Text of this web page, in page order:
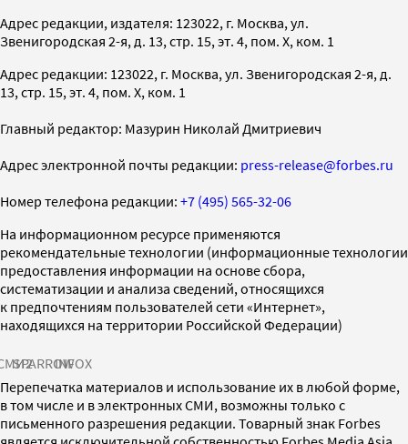
Адрес редакции, издателя: 123022, г. Москва, ул.
Звенигородская 2-я, д. 13, стр. 15, эт. 4, пом. X, ком. 1
Адрес редакции: 123022, г. Москва, ул. Звенигородская 2-я, д.
13, стр. 15, эт. 4, пом. X, ком. 1
Главный редактор: Мазурин Николай Дмитриевич
Адрес электронной почты редакции: press-release@forbes.ru
Номер телефона редакции: +7 (495) 565-32-06
На информационном ресурсе применяются
рекомендательные технологии (информационные технологии
предоставления информации на основе сбора,
систематизации и анализа сведений, относящихся
к предпочтениям пользователей сети «Интернет»,
находящихся на территории Российской Федерации)
SPARROWINFOX
Перепечатка материалов и использование их в любой форме,
в том числе и в электронных СМИ, возможны только с
письменного разрешения редакции. Товарный знак Forbes